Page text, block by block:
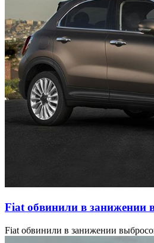
Fiat обвинили в занижении
Fiat обвинили в занижении